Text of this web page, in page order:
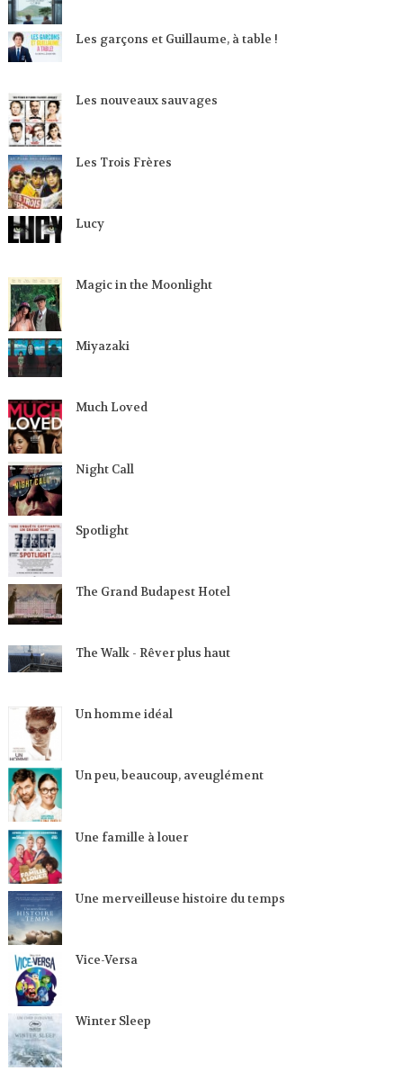
Les garçons et Guillaume, à table !
Les nouveaux sauvages
Les Trois Frères
Lucy
Magic in the Moonlight
Miyazaki
Much Loved
Night Call
Spotlight
The Grand Budapest Hotel
The Walk - Rêver plus haut
Un homme idéal
Un peu, beaucoup, aveuglément
Une famille à louer
Une merveilleuse histoire du temps
Vice-Versa
Winter Sleep